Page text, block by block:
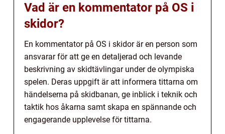
Vad är en kommentator på OS i
skidor?
En kommentator på OS i skidor är en person som
ansvarar för att ge en detaljerad och levande
beskrivning av skidtävlingar under de olympiska
spelen. Deras uppgift är att informera tittarna om
händelserna på skidbanan, ge inblick i teknik och
taktik hos åkarna samt skapa en spännande och
engagerande upplevelse för tittarna.